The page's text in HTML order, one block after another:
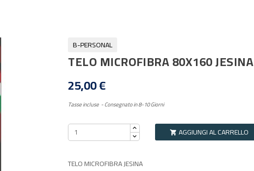
B-PERSONAL
TELO MICROFIBRA 80X160 JESINA
25,00 €
Tasse incluse Consegnato in 8-10 Giorni
 AGGIUNGI AL CARRELLO
TELO MICROFIBRA JESINA